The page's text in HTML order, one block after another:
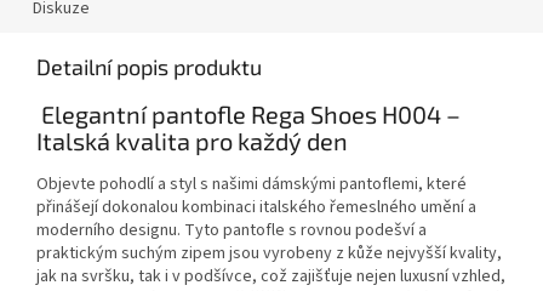
Diskuze
Detailní popis produktu
Elegantní pantofle Rega Shoes H004 –
Italská kvalita pro každý den
Objevte pohodlí a styl s našimi dámskými pantoflemi, které
přinášejí dokonalou kombinaci italského řemeslného umění a
moderního designu. Tyto pantofle s rovnou podešví a
praktickým suchým zipem jsou vyrobeny z kůže nejvyšší kvality,
jak na svršku, tak i v podšívce, což zajišťuje nejen luxusní vzhled,